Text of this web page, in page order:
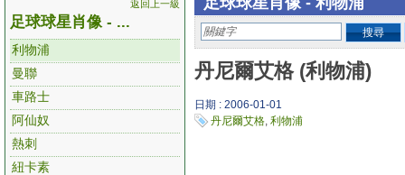
返回上一級
足球球星肖像 - ...
利物浦
曼聯
車路士
阿仙奴
熱刺
紐卡素
搜尋
丹尼爾艾格 (利物浦)
日期 : 2006-01-01
丹尼爾艾格, 利物浦